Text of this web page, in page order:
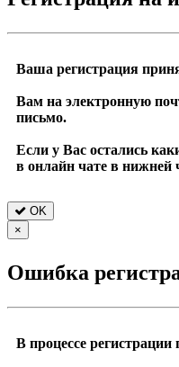
Ваша регистрация
Вам на электронную
письмо.
Если у Вас остались
в онлайн чате в нижней
OK
×
Ошибка
В процессе